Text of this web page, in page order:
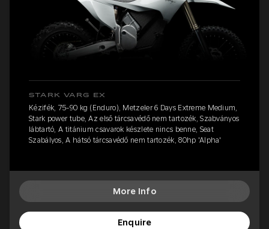
STARK VARG EX
Kézifék, 75-90 kg (Enduro), Metzeler 6 Days Extreme Medium,
Stark power tube, Az első tárcsavédő nem tartozék, Szabványos
lábtartó, A titánium csavarok készlete nincs benne, Seat
Szabályos, A hátsó tárcsavédő nem tartozék, 80hp 'Alpha'
More Info
Enquire